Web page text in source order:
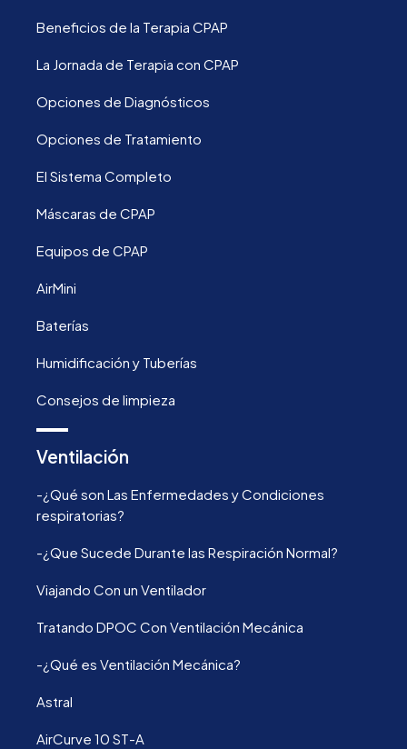
Beneficios de la Terapia CPAP
La Jornada de Terapia con CPAP
Opciones de Diagnósticos
Opciones de Tratamiento
El Sistema Completo
Máscaras de CPAP
Equipos de CPAP
AirMini
Baterías
Humidificación y Tuberías
Consejos de limpieza
Ventilación
-¿Qué son Las Enfermedades y Condiciones
respiratorias?
-¿Que Sucede Durante las Respiración Normal?
Viajando Con un Ventilador
Tratando DPOC Con Ventilación Mecánica
-¿Qué es Ventilación Mecánica?
Astral
AirCurve 10 ST-A